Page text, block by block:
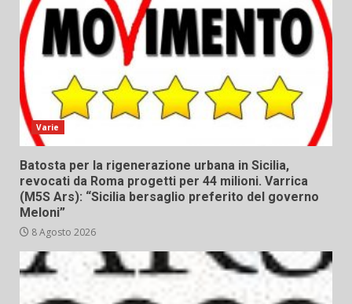
Varie
Batosta per la rigenerazione urbana in Sicilia,
revocati da Roma progetti per 44 milioni. Varrica
(M5S Ars): “Sicilia bersaglio preferito del governo
Meloni”
8 Agosto 2026